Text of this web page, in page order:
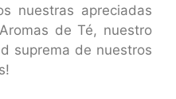
nuestras apreciadas
de Té, nuestro
suprema de nuestros